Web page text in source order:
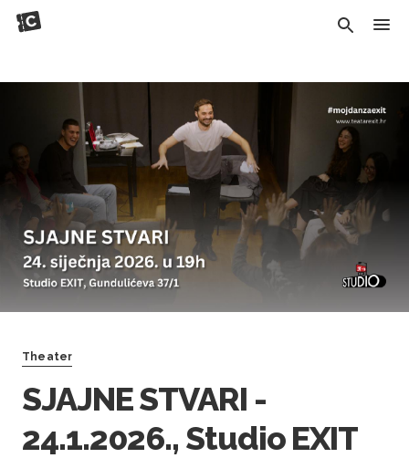
Theater
SJAJNE STVARI -
24.1.2026., Studio EXIT